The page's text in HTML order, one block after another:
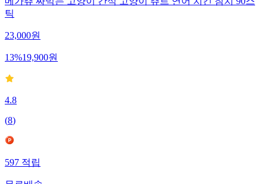
메가츄 짜먹는 고양이 간식 고양이 츄르 연어 치킨 참치 90스
틱
23,000원
13%19,900원
4.8
(8)
597적립